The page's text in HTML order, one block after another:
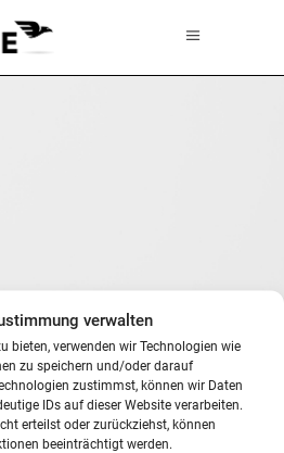
verwalten
bieten, verwenden wir Technologien wie
zu speichern und/oder darauf
zustimmst, können wir Daten
IDs auf dieser Website verarbeiten.
erteilst oder zurückziehst, können
beeinträchtigt werden.